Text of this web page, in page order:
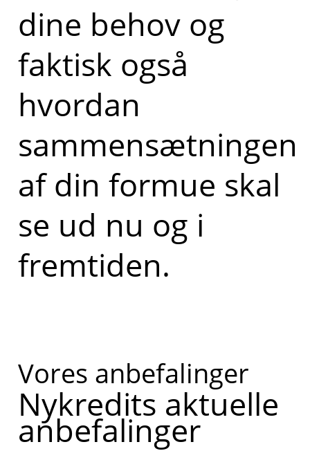
dine behov og
faktisk også
hvordan
sammensætningen
af din formue skal
se ud nu og i
fremtiden.
Vores anbefalinger
Nykredits aktuelle
anbefalinger